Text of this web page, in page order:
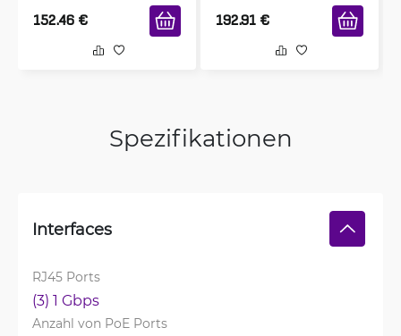
152.46 € 192.91 €
Spezifikationen
Interfaces
RJ45 Ports
(3) 1 Gbps
Anzahl von PoE Ports